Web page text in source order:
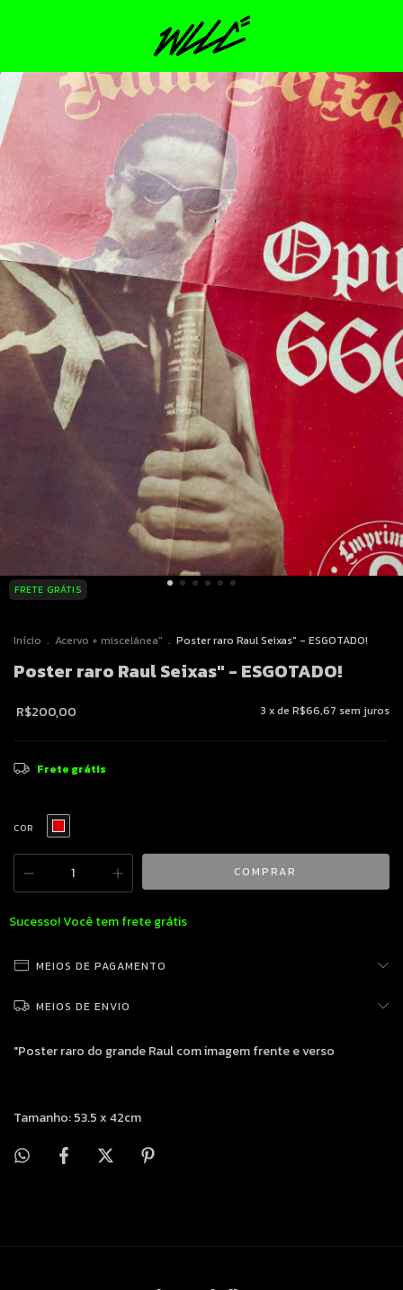
FRETE GRÁTIS
Início . Acervo + miscelânea" . Poster raro Raul Seixas" - ESGOTADO!
Poster raro Raul Seixas" - ESGOTADO!
R$200,00 3 x de R$66,67 sem juros
Frete grátis
COR
Sucesso! Você tem frete grátis
MEIOS DE PAGAMENTO
MEIOS DE ENVIO
"Poster raro do grande Raul com imagem frente e verso
Tamanho: 53.5 x 42cm